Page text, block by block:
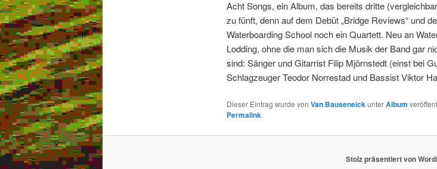
Acht Songs, ein Album, das bereits dritte
zu fünft, denn auf dem Debüt „Bridge Reviews“ und
Waterboarding School noch ein Quartett. Neu an
Lodding, ohne die man sich die Musik der Band gar
sind: Sänger und Gitarrist Filip Mjörnstedt (einst bei
Schlagzeuger Teodor Norrestad und Bassist Viktor
Dieser Eintrag wurde von Van BauseneickunterAlbum
Permalink.
Stolz präsentiert von